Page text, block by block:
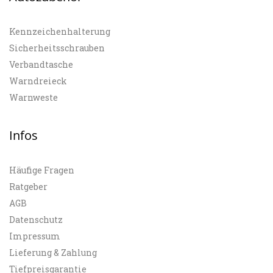
Kennzeichenhalterung
Sicherheitsschrauben
Verbandtasche
Warndreieck
Warnweste
Infos
Häufige Fragen
Ratgeber
AGB
Datenschutz
Impressum
Lieferung & Zahlung
Tiefpreisgarantie